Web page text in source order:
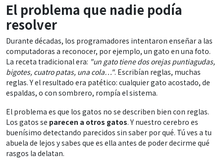
El problema que nadie podía
resolver
Durante décadas, los programadores intentaron enseñar a las
computadoras a reconocer, por ejemplo, un gato en una foto.
La receta tradicional era: "un gato tiene dos orejas puntiagudas,
bigotes, cuatro patas, una cola…". Escribían reglas, muchas
reglas. Y el resultado era patético: cualquier gato acostado, de
espaldas, o con sombrero, rompía el sistema.
El problema es que los gatos no se describen bien con reglas.
Los gatos se parecen a otros gatos. Y nuestro cerebro es
buenísimo detectando parecidos sin saber por qué. Tú ves a tu
abuela de lejos y sabes que es ella antes de poder decirme qué
rasgos la delatan.